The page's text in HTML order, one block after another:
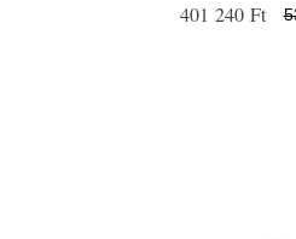
401 240 Ft